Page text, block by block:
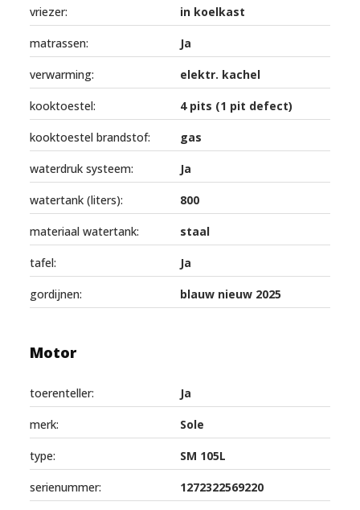
vriezer: in koelkast
matrassen: Ja
verwarming: elektr. kachel
kooktoestel: 4 pits (1 pit defect)
kooktoestel brandstof: gas
waterdruk systeem: Ja
watertank (liters): 800
materiaal watertank: staal
tafel: Ja
gordijnen: blauw nieuw 2025
Motor
toerenteller: Ja
merk: Sole
type: SM 105L
serienummer: 1272322569220